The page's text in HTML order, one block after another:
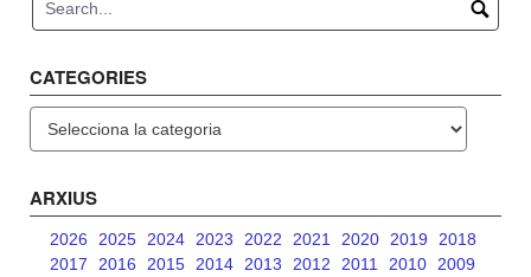
CATEGORIES
Categories
ARXIUS
2026 2025 2024 2023 2022 2021 2020 2019
2018
2017
2016 2015 2014 2013 2012 2011 2010
2009